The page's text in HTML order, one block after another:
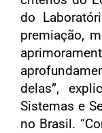
do
premiação,
delas”,
Sistemas e
no Brasil.